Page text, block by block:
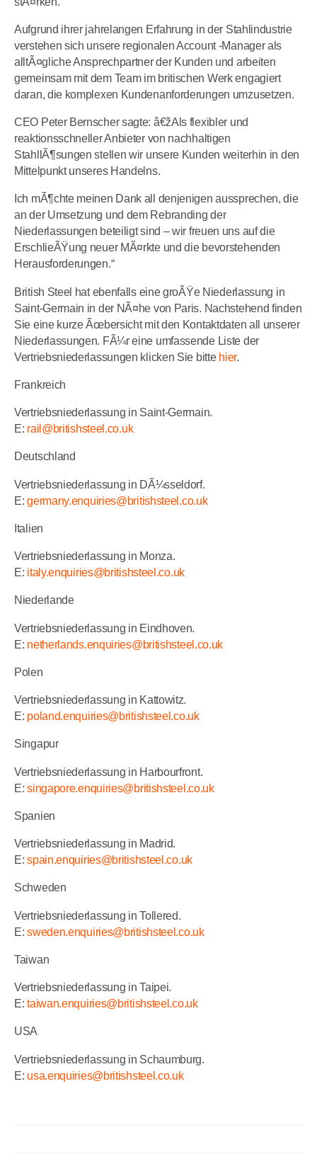
Aufgrund ihrer jahrelangen Erfahrung in der Stahlindustrie
verstehen sich unsere regionalen Account -Manager als
alltÃ¤gliche Ansprechpartner der Kunden und arbeiten
gemeinsam mit dem Team im britischen Werk engagiert
daran, die komplexen Kundenanforderungen umzusetzen.
CEO Peter Bernscher sagte: â€žAls flexibler und
reaktionsschneller Anbieter von nachhaltigen
StahllÃ¶sungen stellen wir unsere Kunden weiterhin in den
Mittelpunkt unseres Handelns.
Ich mÃ¶chte meinen Dank all denjenigen aussprechen, die
an der Umsetzung und dem Rebranding der
Niederlassungen beteiligt sind – wir freuen uns auf die
ErschlieÃŸung neuer MÃ¤rkte und die bevorstehenden
Herausforderungen.“
British Steel hat ebenfalls eine groÃŸe Niederlassung in
Saint-Germain in der NÃ¤he von Paris. Nachstehend finden
Sie eine kurze Ãœbersicht mit den Kontaktdaten all unserer
Niederlassungen. FÃ¼r eine umfassende Liste der
Vertriebsniederlassungen klicken Sie bitte hier.
Frankreich
Vertriebsniederlassung in Saint-Germain.
E: rail@britishsteel.co.uk
Deutschland
Vertriebsniederlassung in DÃ¼sseldorf.
E: germany.enquiries@britishsteel.co.uk
Italien
Vertriebsniederlassung in Monza.
E: italy.enquiries@britishsteel.co.uk
Niederlande
Vertriebsniederlassung in Eindhoven.
E: netherlands.enquiries@britishsteel.co.uk
Polen
Vertriebsniederlassung in Kattowitz.
E: poland.enquiries@britishsteel.co.uk
Singapur
Vertriebsniederlassung in Harbourfront.
E: singapore.enquiries@britishsteel.co.uk
Spanien
Vertriebsniederlassung in Madrid.
E: spain.enquiries@britishsteel.co.uk
Schweden
Vertriebsniederlassung in Tollered.
E: sweden.enquiries@britishsteel.co.uk
Taiwan
Vertriebsniederlassung in Taipei.
E: taiwan.enquiries@britishsteel.co.uk
USA
Vertriebsniederlassung in Schaumburg.
E: usa.enquiries@britishsteel.co.uk